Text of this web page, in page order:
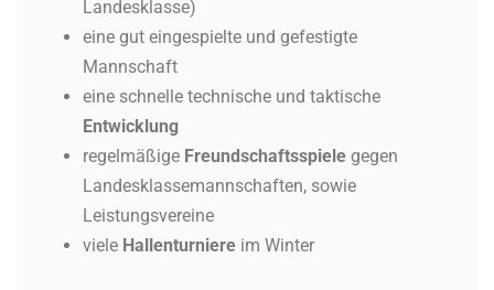
Landesklasse)
eine gut eingespielte und gefestigte
Mannschaft
eine schnelle technische und taktische
Entwicklung
regelmäßige Freundschaftsspiele gegen
Landesklassemannschaften, sowie
Leistungsvereine
viele Hallenturniere im Winter